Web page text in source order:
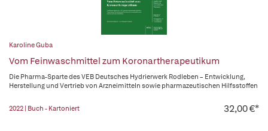
Karoline Guba
Vom Feinwaschmittel zum Koronartherapeutikum
Die Pharma-Sparte des VEB Deutsches Hydrierwerk Rodleben – Entwicklung,
Herstellung und Vertrieb von Arzneimitteln sowie pharmazeutischen Hilfsstoffen
2022 | Buch - Kartoniert 32,00 €*